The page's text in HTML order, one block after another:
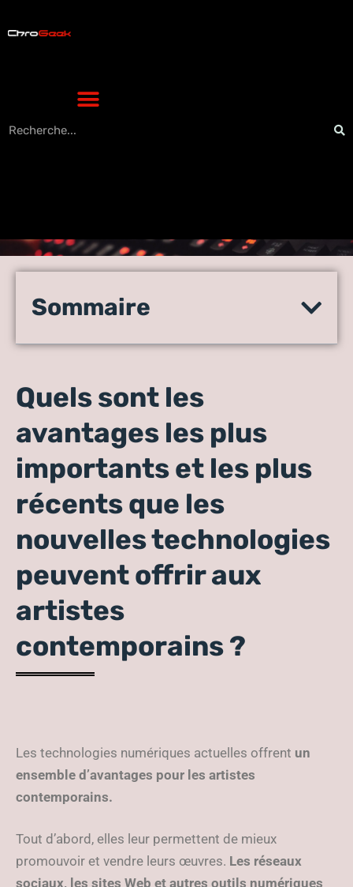
sont des outils incroyables
contemporain
Sommaire
Quels sont les
avantages les plus
importants et les plus
récents que les
nouvelles technologies
peuvent offrir aux
artistes
contemporains ?
Les technologies numériques actuelles offrent un
ensemble d’avantages pour les artistes
contemporains.
Tout d’abord, elles leur permettent de mieux
promouvoir et vendre leurs œuvres. Les réseaux
sociaux, les sites Web et autres outils numériques